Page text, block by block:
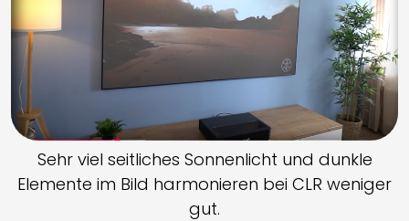
Sehr viel seitliches Sonnenlicht und dunkle
Elemente im Bild harmonieren bei CLR weniger
gut.